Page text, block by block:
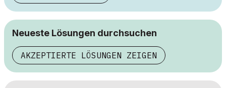
Neueste Lösungen durchsuchen
AKZEPTIERTE LÖSUNGEN ZEIGEN